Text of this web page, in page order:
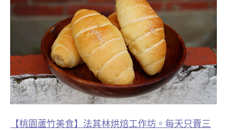
【桃園蘆竹美食】法其林烘焙工作坊。每天只賣三